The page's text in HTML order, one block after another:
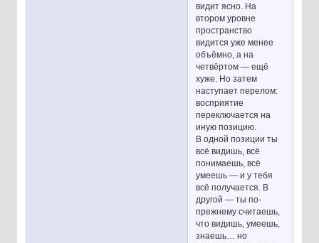
видит ясно. На
втором уровне
пространство
видится уже менее
объёмно, а на
четвёртом — ещё
хуже. Но затем
наступает перелом:
восприятие
переключается на
иную позицию.
В одной позиции ты
всё видишь, всё
понимаешь, всё
умеешь — и у тебя
всё получается. В
другой — ты по-
прежнему считаешь,
что видишь, умеешь,
знаешь… но